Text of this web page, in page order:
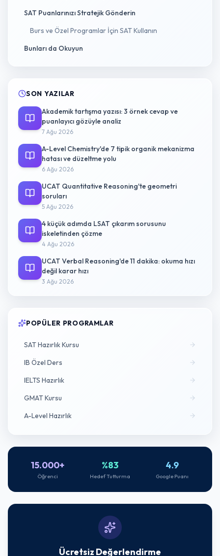
SAT Puanlarınızı Stratejik Gönderin
Burs ve Özel Programlar İçin SAT Kullanın
Bunları da Okuyun
SON YAZILAR
Akademik tartışma yazısı: 3 örnek cevap ve
puanlayıcı gözüyle analiz
7 Ağu 2026
A-Level Chemistry'de 7 tipik organik mekanizma
hatası ve düzeltme yolu
6 Ağu 2026
UCAT Quantitative Reasoning'te geometri
soruları
5 Ağu 2026
4 küçük adımda LSAT çıkarım sorusunu
iskeletinden çözme
4 Ağu 2026
UCAT Verbal Reasoning'de 11 dakika: okuma hızı
değil karar hızı
3 Ağu 2026
POPÜLER PROGRAMLAR
SAT Hazırlık Kursu
IB Özel Ders
IELTS Hazırlık
GMAT Kursu
A-Level Hazırlık
15.000+
Öğrenci
%83
Hedef Tutturma
4.9
Google Puanı
Ücretsiz Değerlendirme